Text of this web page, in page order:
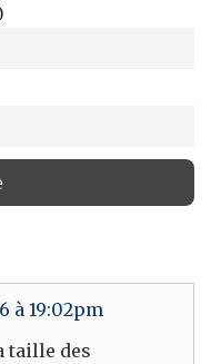
à 19:02pm
taille des